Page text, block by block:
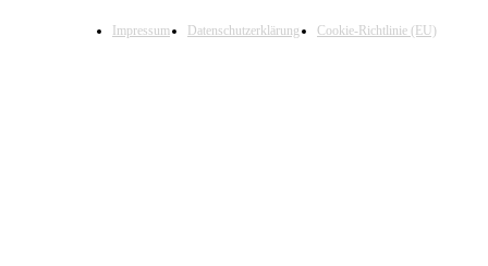
Impressum Datenschutzerklärung Cookie-Richtlinie (EU)